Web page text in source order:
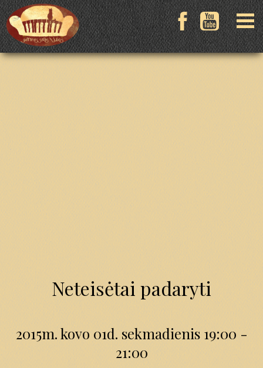
Neteisėtai padaryti
2015m. kovo 01d. sekmadienis 19:00 -
21:00